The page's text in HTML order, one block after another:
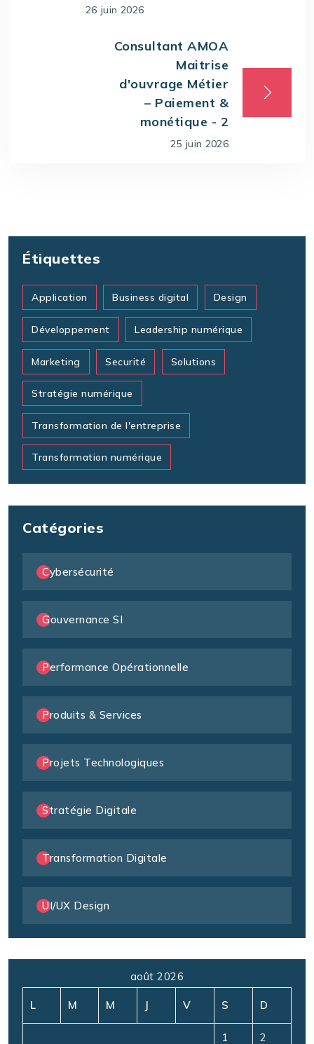
26 juin 2026
Consultant AMOA
Maitrise
d'ouvrage Métier
– Paiement &
monétique - 2
25 juin 2026
Étiquettes
Application Business digital Design
Développement Leadership numérique
Marketing Securité Solutions
Stratégie numérique
Transformation de l'entreprise
Transformation numérique
Catégories
Cybersécurité
Gouvernance SI
Performance Opérationnelle
Produits & Services
Projets Technologiques
Stratégie Digitale
Transformation Digitale
UI/UX Design
août 2026
L M M J V S D
1 2